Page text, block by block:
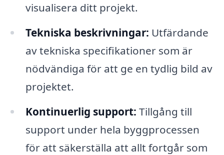
visualisera ditt projekt.
Tekniska beskrivningar: Utfärdande
av tekniska specifikationer som är
nödvändiga för att ge en tydlig bild av
projektet.
Kontinuerlig support: Tillgång till
support under hela byggprocessen
för att säkerställa att allt fortgår som